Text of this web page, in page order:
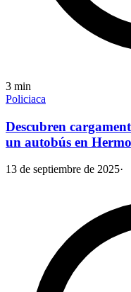
3 min
Policiaca
Descubren
un autobús en
13 de septiembre de 2025·